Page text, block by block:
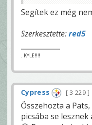
Segítek ez még
Szerkesztette:red5
. KYLE!!!!
Cypress 3 229
Összehozta a
picsába se lesznek